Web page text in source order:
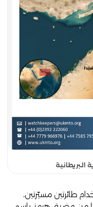
البريطانية
طائرتين مسيّرتين،